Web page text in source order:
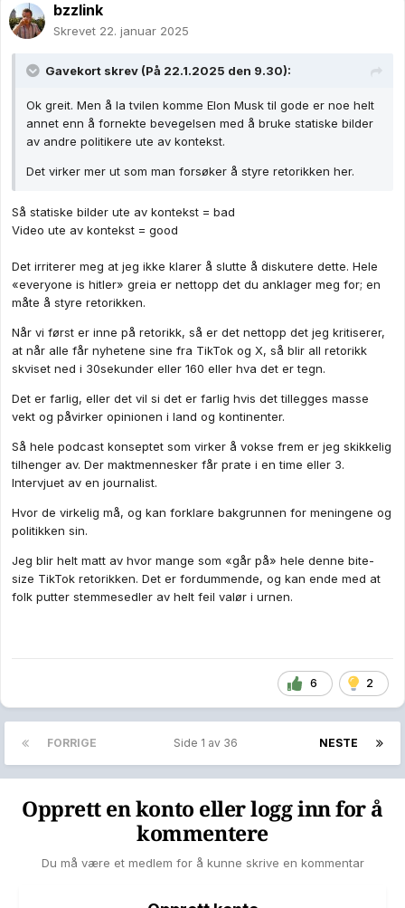
bzzlink
Skrevet 22. januar 2025
Gavekort skrev (På 22.1.2025 den 9.30):
Ok greit. Men å la tvilen komme Elon Musk til gode er noe helt
annet enn å fornekte bevegelsen med å bruke statiske bilder
av andre politikere ute av kontekst.
Det virker mer ut som man forsøker å styre retorikken her.
Så statiske bilder ute av kontekst = bad
Video ute av kontekst = good
Det irriterer meg at jeg ikke klarer å slutte å diskutere dette. Hele
«everyone is hitler» greia er nettopp det du anklager meg for; en
måte å styre retorikken.
Når vi først er inne på retorikk, så er det nettopp det jeg kritiserer,
at når alle får nyhetene sine fra TikTok og X, så blir all retorikk
skviset ned i 30sekunder eller 160 eller hva det er tegn.
Det er farlig, eller det vil si det er farlig hvis det tillegges masse
vekt og påvirker opinionen i land og kontinenter.
Så hele podcast konseptet som virker å vokse frem er jeg skikkelig
tilhenger av. Der maktmennesker får prate i en time eller 3.
Intervjuet av en journalist.
Hvor de virkelig må, og kan forklare bakgrunnen for meningene og
politikken sin.
Jeg blir helt matt av hvor mange som «går på» hele denne bite-
size TikTok retorikken. Det er fordummende, og kan ende med at
folk putter stemmesedler av helt feil valør i urnen.
6 2
FORRIGE NESTE
Side 1 av 36
Opprett en konto eller logg inn for å
kommentere
Du må være et medlem for å kunne skrive en kommentar